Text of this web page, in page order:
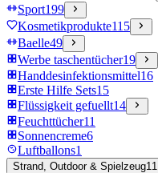
Sport199
Kosmetikprodukte115
Baelle49
Werbe taschentücher19
Handdesinfektionsmittel16
Erste Hilfe Sets15
Flüssigkeit gefuellt14
Feuchttücher11
Sonnencreme6
Luftballons1
Strand, Outdoor & Spielzeug11